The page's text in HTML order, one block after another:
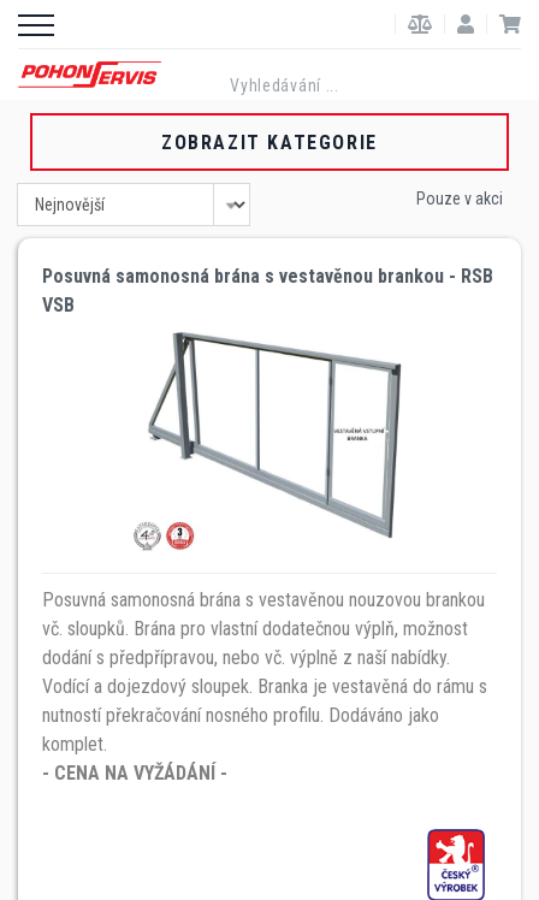
ZOBRAZIT KATEGORIE
Pouze v akci
Posuvná samonosná brána s vestavěnou brankou - RSB
VSB
Posuvná samonosná brána s vestavěnou nouzovou brankou
vč. sloupků. Brána pro vlastní dodatečnou výplň, možnost
dodání s předpřípravou, nebo vč. výplně z naší nabídky.
Vodící a dojezdový sloupek. Branka je vestavěná do rámu s
nutností překračování nosného profilu. Dodáváno jako
komplet.
- CENA NA VYŽÁDÁNÍ -